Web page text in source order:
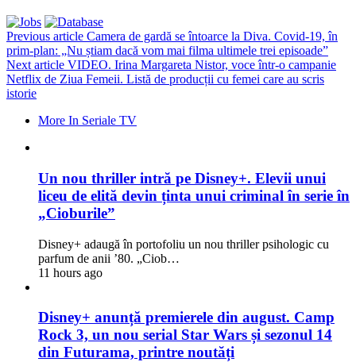
Previous article Camera de gardă se întoarce la Diva. Covid-19, în
prim-plan: „Nu știam dacă vom mai filma ultimele trei episoade”
Next article VIDEO. Irina Margareta Nistor, voce într-o campanie
Netflix de Ziua Femeii. Listă de producții cu femei care au scris
istorie
More In Seriale TV
Un nou thriller intră pe Disney+. Elevii unui
liceu de elită devin ținta unui criminal în serie în
„Cioburile”
Disney+ adaugă în portofoliu un nou thriller psihologic cu
parfum de anii ’80. „Ciob…
11 hours ago
Disney+ anunță premierele din august. Camp
Rock 3, un nou serial Star Wars și sezonul 14
din Futurama, printre noutăți